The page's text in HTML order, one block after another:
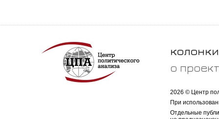
колонки
о
2026 © Центр
При
Отдельные